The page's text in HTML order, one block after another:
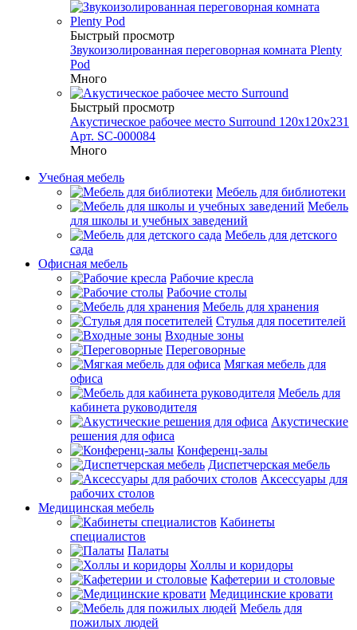
Быстрый просмотр
Звукоизолированная переговорная комната Plenty
Pod
Много
Быстрый просмотр
Акустическое рабочее место Surround 120x120x231
Арт. SC-000084
Много
Учебная мебель
Мебель для библиотеки
Мебель
для школы и учебных заведений
Мебель для детского
сада
Офисная мебель
Рабочие кресла
Рабочие столы
Мебель для хранения
Стулья для посетителей
Входные зоны
Переговорные
Мягкая мебель для
офиса
Мебель для
кабинета руководителя
Акустические
решения для офиса
Конференц-залы
Диспетчерская мебель
Аксессуары для
рабочих столов
Медицинская мебель
Кабинеты
специалистов
Палаты
Холлы и коридоры
Кафетерии и столовые
Медицинские кровати
Мебель для
пожилых людей